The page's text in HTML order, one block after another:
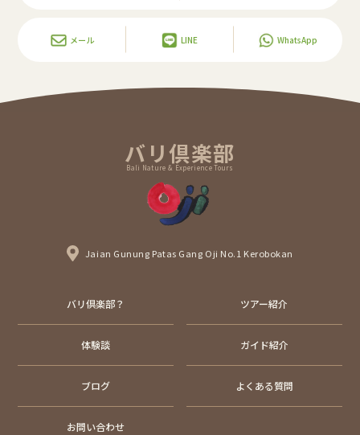
メール LINE WhatsApp
バリ倶楽部
Bali Nature & Experience Tours
Jaian Gunung Patas Gang Oji No.1 Kerobokan
バリ倶楽部？ ツアー紹介
体験談 ガイド紹介
ブログ よくある質問
お問い合わせ